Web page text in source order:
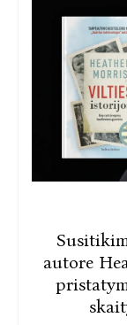
Radvilų
Pasak
įkandama,
rinkosi
„Vis dėlto
nugalėtojų
trys rašiniai
merginos.
moksleivių
Lietuvos.
autore